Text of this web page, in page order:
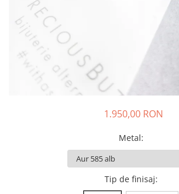
AN-TAN-TICHITAN
1.950,00 RON
Metal:
Tip de finisaj: